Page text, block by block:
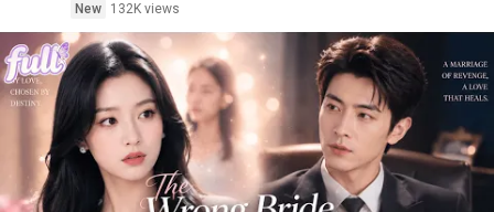
New
132K views